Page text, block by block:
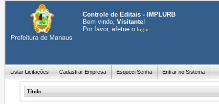
Controle de Editais - IMPLURB
Bem vindo, Visitante!
Por favor, efetue o login
Listar Licitações Cadastrar Empresa Esqueci Senha Entrar no Sistema
Título